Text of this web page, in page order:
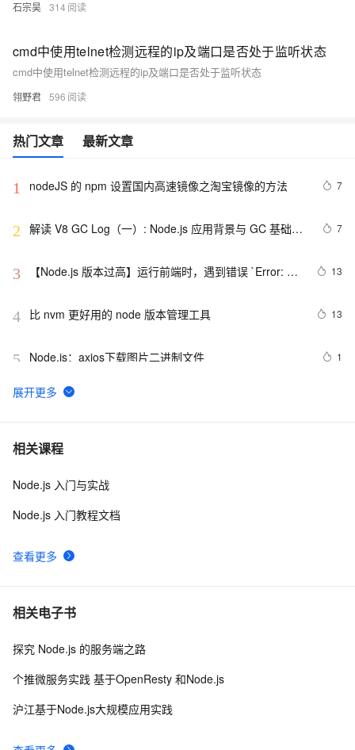
石宗昊 314
cmd中使用telnet检测远程的ip及端口是否处于监听状态
cmd中使用telnet检测远程的ip及端口是否处于监听状态
翎野君 596
热门文章 最新文章
1 nodeJS 的 npm 设置国内高速镜像之淘宝镜像的方法 7
2 解读 V8 GC Log（一）: Node.js 应用背景与 GC 基础知
7
3
【Node.js 版本过高】运行前端时，遇到错误 `Error:
routines::unsupported`
13
4 比 nvm 更好用的 node 版本管理工具 13
5 Node.js：axios下载图片二进制文件 1
6 node npm 安装时报错解决
7 node反向代理，解决跨域（http-proxy-middleware）
8 Prometheus（二）之Node Exporter采集Linux主机数据
相关课程
查看更多
Node.js 入门与实战
Node.js 入门教程文档
相关电子书
探究 Node.js 的服务端之路
个推微服务实践 基于OpenResty 和Node.js
沪江基于Node.js大规模应用实践